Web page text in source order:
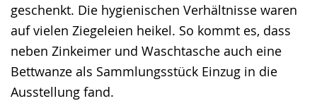
geschenkt. Die hygienischen Verhältnisse waren
auf vielen Ziegeleien heikel. So kommt es, dass
neben Zinkeimer und Waschtasche auch eine
Bettwanze als Sammlungsstück Einzug in die
Ausstellung fand.